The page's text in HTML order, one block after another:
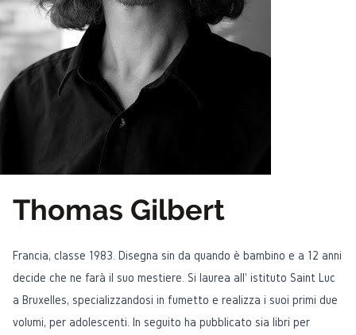
Thomas Gilbert
Francia, classe 1983. Disegna sin da quando è bambino e a 12 anni
decide che ne farà il suo mestiere. Si laurea all' istituto Saint Luc
a Bruxelles, specializzandosi in fumetto e realizza i suoi primi due
volumi, per adolescenti. In seguito ha pubblicato sia libri per